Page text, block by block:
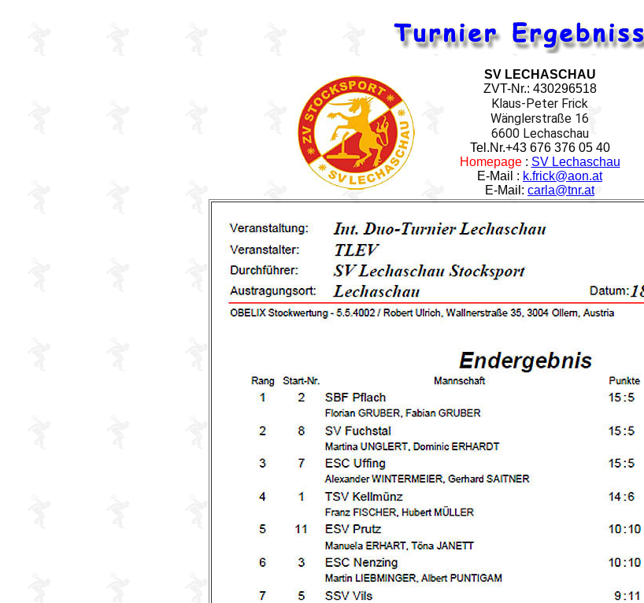
SV LECHASCHAU
ZVT-Nr.: 430296518
Klaus-Peter Frick
Wänglerstraße 16
6600 Lechaschau
Tel.Nr.+43 676 376 05 40
Homepage: SV Lechaschau
E-Mail : k.frick@aon.at
E-Mail: carla@tnr.at